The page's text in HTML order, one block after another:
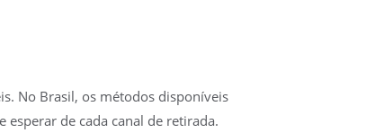
No Brasil, os métodos disponíveis
de cada canal de retirada.